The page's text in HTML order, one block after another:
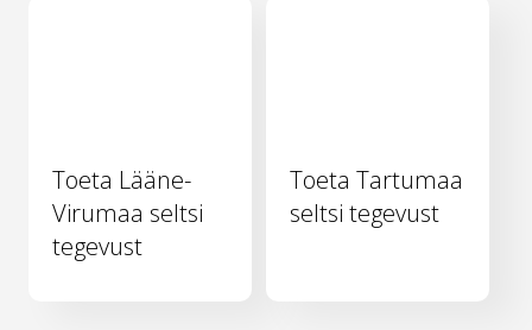
Toeta Lääne-
Virumaa seltsi
tegevust
Toeta Tartumaa
seltsi tegevust